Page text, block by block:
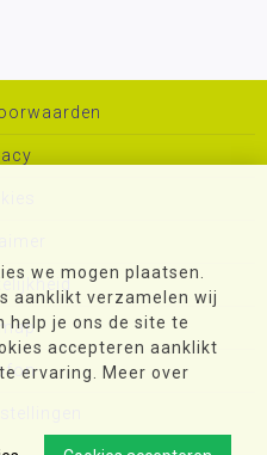
we mogen plaatsen.
aanklikt verzamelen wij
help je ons de site te
accepteren aanklikt
ervaring. Meer over